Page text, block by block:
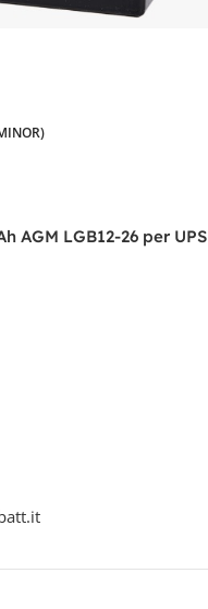
AGM LGB12-26 per UPS